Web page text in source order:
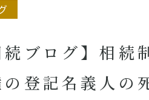
続ブログ】相
の登記名義人の